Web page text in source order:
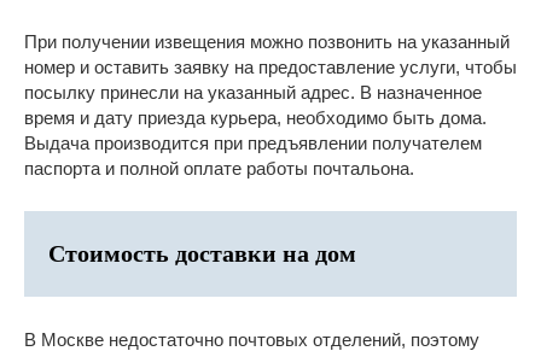
При получении извещения можно позвонить на указанный
номер и оставить заявку на предоставление услуги, чтобы
посылку принесли на указанный адрес. В назначенное
время и дату приезда курьера, необходимо быть дома.
Выдача производится при предъявлении получателем
паспорта и полной оплате работы почтальона.
Стоимость доставки на дом
В Москве недостаточно почтовых отделений, поэтому